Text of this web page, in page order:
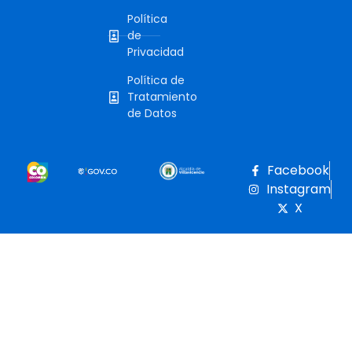
Política
de
Privacidad
Política de
Tratamiento
de Datos
Facebook
Instagram
X